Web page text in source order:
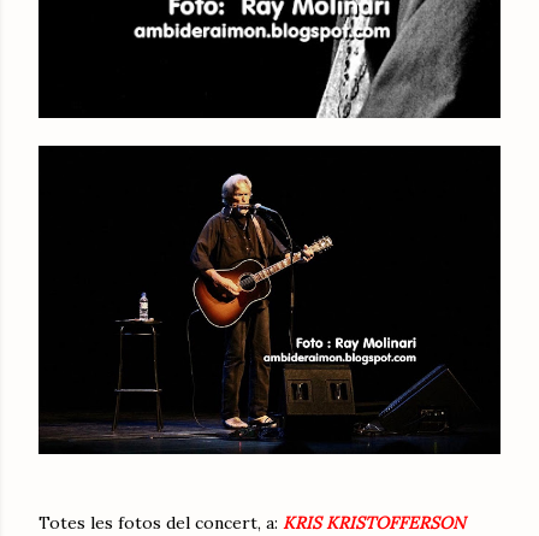
Totes les fotos del concert, a: KRIS KRISTOFFERSON